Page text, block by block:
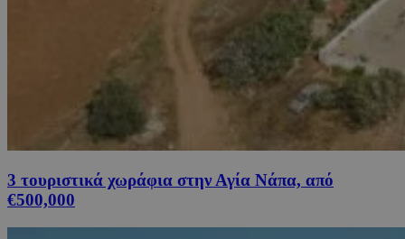
3 τουριστικά χωράφια στην Αγία Νάπα, από
€500,000